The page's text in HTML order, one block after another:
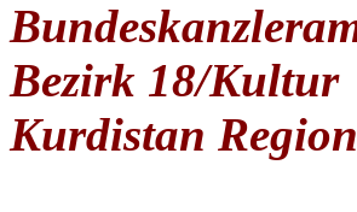
Bezirk 18/Kultur
Kurdistan